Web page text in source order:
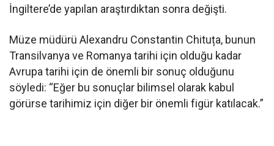
İngiltere’de yapılan araştırdıktan sonra değişti.
Müze müdürü Alexandru Constantin Chituța, bunun
Transilvanya ve Romanya tarihi için olduğu kadar
Avrupa tarihi için de önemli bir sonuç olduğunu
söyledi: “Eğer bu sonuçlar bilimsel olarak kabul
görürse tarihimiz için diğer bir önemli figür katılacak.”